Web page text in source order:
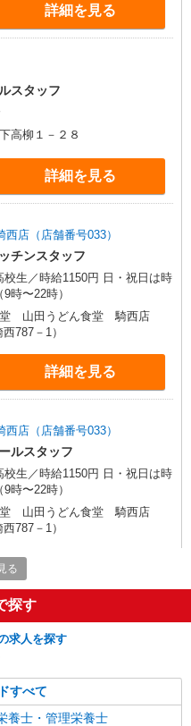
詳細を見る
スタッフ
高柳１－２８
詳細を見る
店（店舗番号033）
チンスタッフ
時〜22時）
堂 山田うどん食堂 騎西店
787－1）
詳細を見る
店（店舗番号033）
ルスタッフ
時〜22時）
堂 山田うどん食堂 騎西店
787－1）
精肉スタッフ
給1141円 ［2］17-22時 時給
翌5時 時給1427円 ［4］5-9時
日祝＋50円
生1959-1
る
探す
求人を探す
すべて
養士・管理栄養士